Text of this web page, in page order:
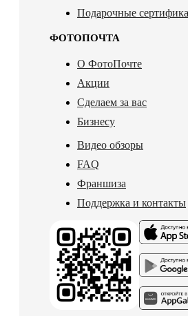
Подарочные
ФОТОПОЧТА
О ФотоПочте
Акции
Сделаем за вас
Бизнесу
Видео обзоры
FAQ
Франшиза
Поддержка и контакты